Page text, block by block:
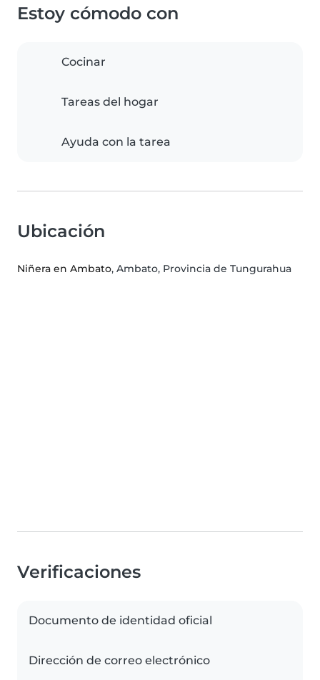
Estoy cómodo con
Cocinar
Tareas del hogar
Ayuda con la tarea
Ubicación
Niñera en Ambato, Ambato, Provincia de Tungurahua
Verificaciones
Documento de identidad oficial
Dirección de correo electrónico